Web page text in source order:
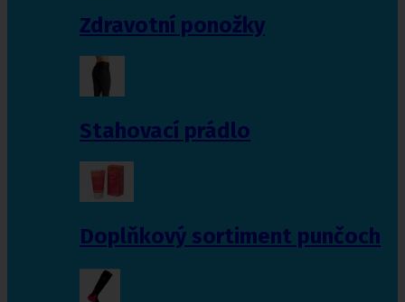
Zdravotní ponožky
Stahovací prádlo
Doplňkový sortiment punčoch